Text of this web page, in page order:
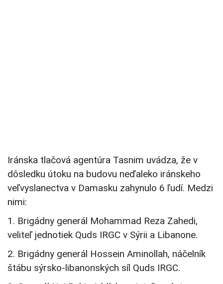
Iránska tlačová agentúra Tasnim uvádza, že v
dôsledku útoku na budovu neďaleko iránskeho
veľvyslanectva v Damasku zahynulo 6 ľudí. Medzi
nimi:
1. Brigádny generál Mohammad Reza Zahedi,
veliteľ jednotiek Quds IRGC v Sýrii a Libanone.
2. Brigádny generál Hossein Aminollah, náčelník
štábu sýrsko-libanonských síl Quds IRGC.